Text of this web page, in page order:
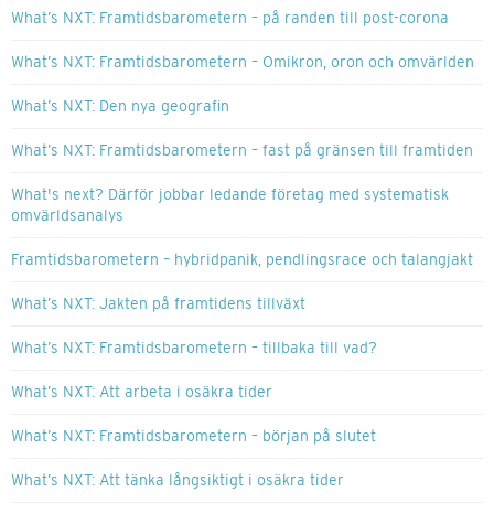
What’s NXT: Framtidsbarometern – på randen till post-corona
What’s NXT: Framtidsbarometern – Omikron, oron och omvärlden
What’s NXT: Den nya geografin
What’s NXT: Framtidsbarometern – fast på gränsen till framtiden
What's next? Därför jobbar ledande företag med systematisk
omvärldsanalys
Framtidsbarometern – hybridpanik, pendlingsrace och talangjakt
What’s NXT: Jakten på framtidens tillväxt
What’s NXT: Framtidsbarometern – tillbaka till vad?
What’s NXT: Att arbeta i osäkra tider
What’s NXT: Framtidsbarometern – början på slutet
What’s NXT: Att tänka långsiktigt i osäkra tider